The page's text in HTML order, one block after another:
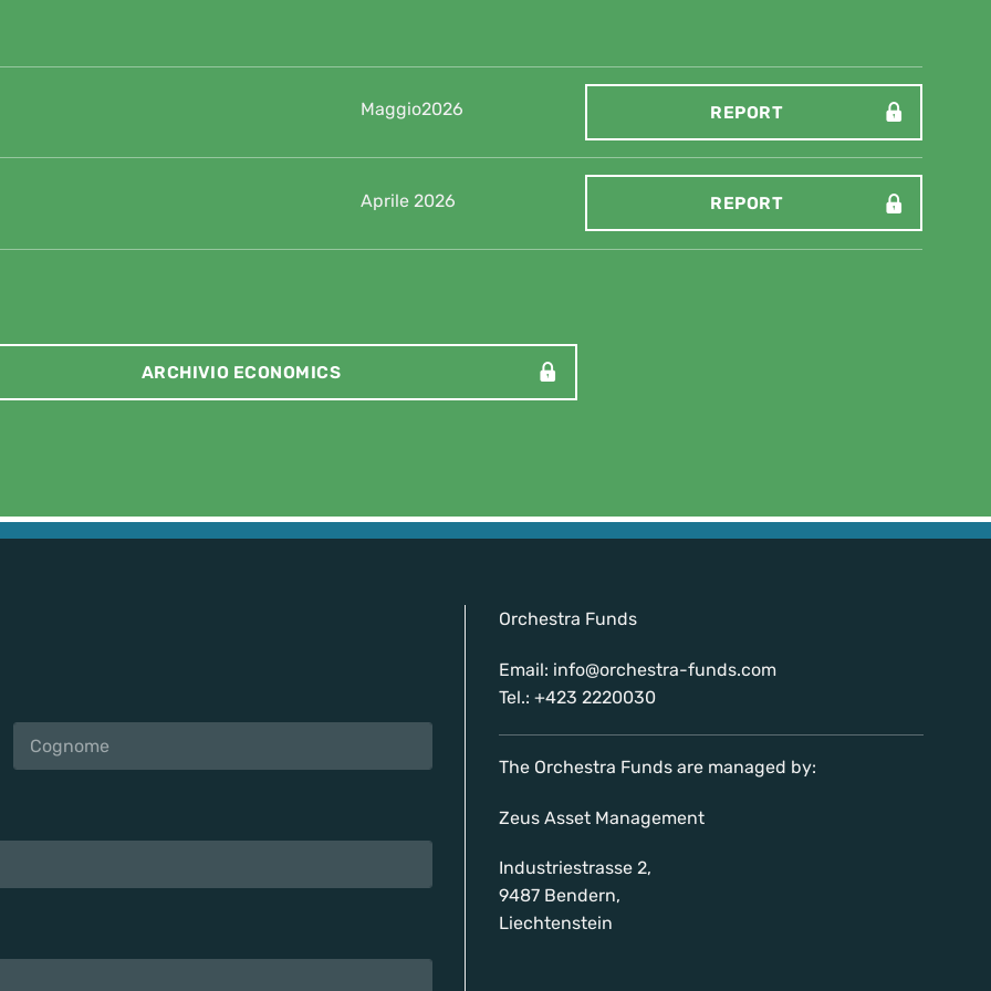
Maggio2026 REPORT
Aprile 2026 REPORT
ARCHIVIO ECONOMICS
Orchestra Funds
Email: info@orchestra-funds.com
Tel.: +423 2220030
The Orchestra Funds are managed by:
Zeus Asset Management
Industriestrasse 2,
9487 Bendern,
Liechtenstein